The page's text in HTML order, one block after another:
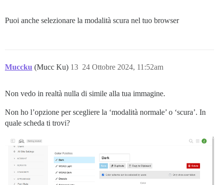
Puoi anche selezionare la modalità scura nel tuo browser
Muccku (Mucc Ku) 24 Ottobre 2024, 11:52am
13
Non vedo in realtà nulla di simile alla tua immagine.
Non ho l’opzione per scegliere la ‘modalità normale’ o ‘scura’. In
quale scheda ti trovi?